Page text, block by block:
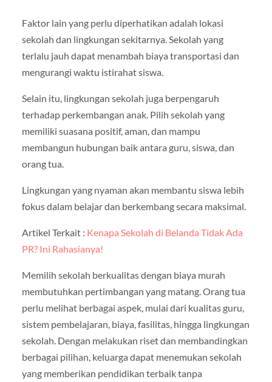
Faktor lain yang perlu diperhatikan adalah lokasi
sekolah dan lingkungan sekitarnya. Sekolah yang
terlalu jauh dapat menambah biaya transportasi dan
mengurangi waktu istirahat siswa.
Selain itu, lingkungan sekolah juga berpengaruh
terhadap perkembangan anak. Pilih sekolah yang
memiliki suasana positif, aman, dan mampu
membangun hubungan baik antara guru, siswa, dan
orang tua.
Lingkungan yang nyaman akan membantu siswa lebih
fokus dalam belajar dan berkembang secara maksimal.
Artikel Terkait : Kenapa Sekolah di Belanda Tidak Ada
PR? Ini Rahasianya!
Memilih sekolah berkualitas dengan biaya murah
membutuhkan pertimbangan yang matang. Orang tua
perlu melihat berbagai aspek, mulai dari kualitas guru,
sistem pembelajaran, biaya, fasilitas, hingga lingkungan
sekolah. Dengan melakukan riset dan membandingkan
berbagai pilihan, keluarga dapat menemukan sekolah
yang memberikan pendidikan terbaik tanpa